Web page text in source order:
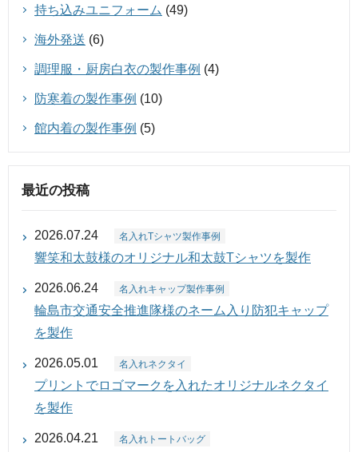
持ち込みユニフォーム (49)
海外発送 (6)
調理服・厨房白衣の製作事例 (4)
防寒着の製作事例 (10)
館内着の製作事例 (5)
最近の投稿
2026.07.24 名入れTシャツ製作事例
響笑和太鼓様のオリジナル和太鼓Tシャツを製作
2026.06.24 名入れキャップ製作事例
輪島市交通安全推進隊様のネーム入り防犯キャップ
を製作
2026.05.01 名入れネクタイ
プリントでロゴマークを入れたオリジナルネクタイ
を製作
2026.04.21 名入れトートバッグ